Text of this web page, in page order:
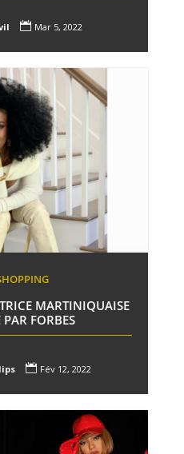
 Mar 5, 2022
MARTINIQUAISE
FORBES
 Fév 12, 2022